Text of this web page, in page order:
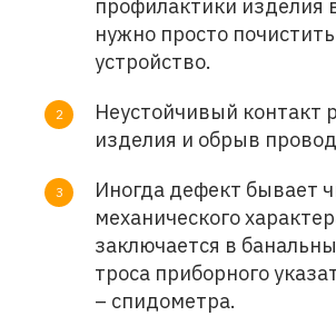
профилактики изделия
нужно просто
устройство.
Неустойчивый контакт
изделия и обрыв
Иногда дефект бывает
механического
заключается в
троса приборного
– спидометра.